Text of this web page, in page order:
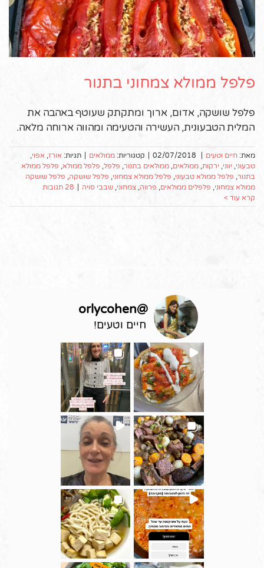
פלפל ממולא צמחוני בתנור
פלפל שושקה, אדום, ארוך ומתקתק שעוטף באהבה את
המלית הטבעונית, העשירה והטעימה ומהווה ארוחה מלאה.
מאת: חיים וטעים |
02/07/2018
| קטגוריות: ממולאים | תגיות: אורז אפוי
טבעוני יווני ירקות ממולאים ממולאים בתנור פלפל פלפל ממולא פלפל ממולא
בתנור פלפל ממולא טבעוני פלפל ממולא צמחוני פלפל שושקה פלפל שושקה
ממולא צמחוני פלפלים ממולאים פרווה צמחוני שבבי סויה | 28 תגובות
קרא עוד >
@
orlycohen
חיים וטעים!